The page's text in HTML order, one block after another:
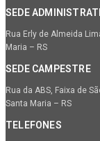
SEDE
Rua Erly de Almeida
Maria – RS
SEDE CAMPESTRE
Rua da ABS, Faixa de
Santa Maria – RS
TELEFONES